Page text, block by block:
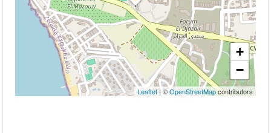
+
−
Leaflet| ©OpenStreetMapcontributors